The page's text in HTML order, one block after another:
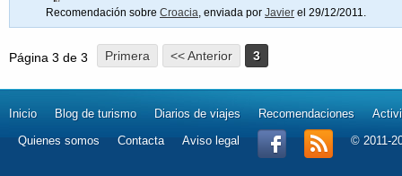
Recomendación sobre Croacia, enviada por Javier el 29/12/2011.
Página 3 de 3 Primera << Anterior 3
Inicio Blog de turismo Diarios de viajes Recomendaciones
Quienes somos
Contacta Aviso legal © 2011-